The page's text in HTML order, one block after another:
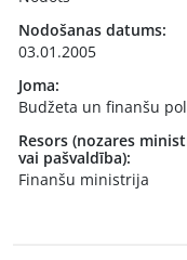
Nodošanas datums:
03.01.2005
Joma:
Budžeta un finanšu
Resors (nozares
vai pašvaldība):
Finanšu ministrija